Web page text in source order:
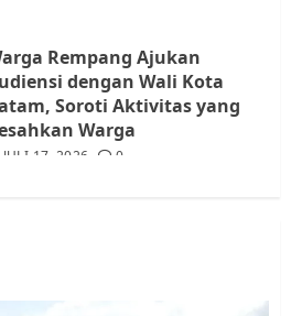
Rempang Ajukan
dengan Wali Kota
Soroti Aktivitas yang
Warga
JULI 17, 2026 0